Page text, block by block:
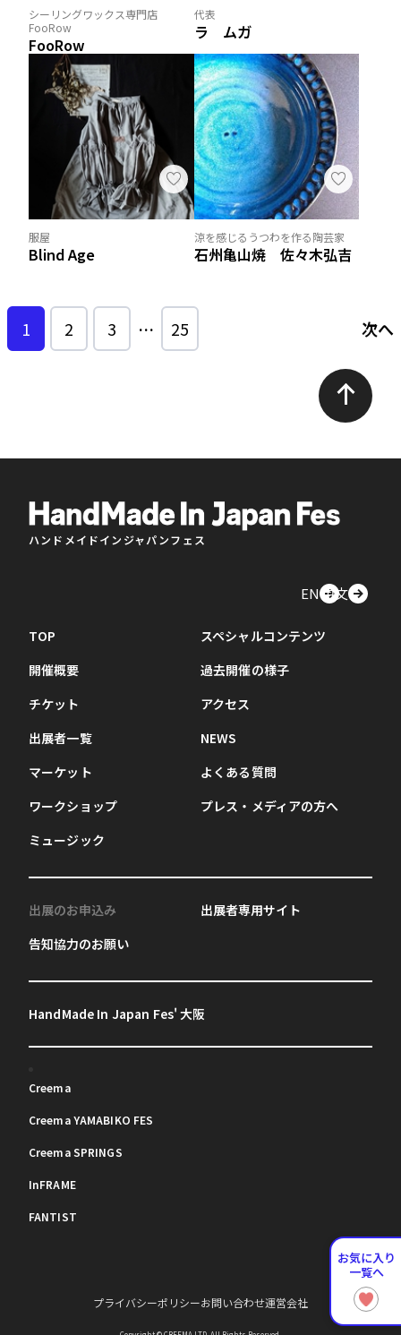
シーリングワックス専門店
FooRow
FooRow
代表
ラ ムガ
服屋
Blind Age
涼を感じるうつわを作る陶芸家
石州亀山焼 佐々木弘吉
お気に入り
一覧へ
1 2 3 … 25 次へ
ハンドメイドインジャパンフェス
EN中文
TOP
開催概要
チケット
出展者一覧
マーケット
ワークショップ
ミュージック
スペシャルコンテンツ
過去開催の様子
アクセス
NEWS
よくある質問
プレス・メディアの方へ
出展のお申込み
告知協力のお願い
出展者専用サイト
HandMade In Japan Fes' 大阪
Creema
Creema YAMABIKO FES
Creema SPRINGS
InFRAME
FANTIST
プライバシーポリシーお問い合わせ運営会社